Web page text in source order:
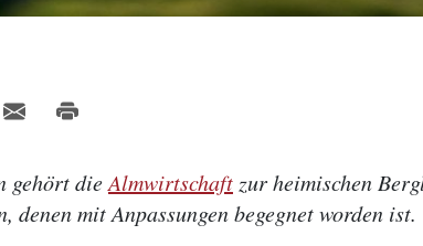
gehört dieAlmwirtschaft zur heimischen
denen mit Anpassungen begegnet worden ist.